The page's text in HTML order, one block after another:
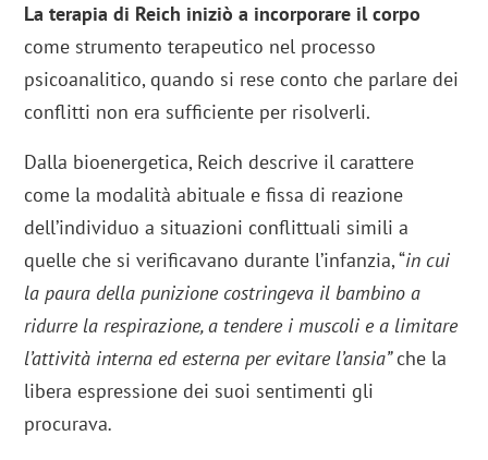
La terapia di Reich iniziò a incorporare il corpo
come strumento terapeutico nel processo
psicoanalitico, quando si rese conto che parlare dei
conflitti non era sufficiente per risolverli.
Dalla bioenergetica, Reich descrive il carattere
come la modalità abituale e fissa di reazione
dell’individuo a situazioni conflittuali simili a
quelle che si verificavano durante l’infanzia, “in cui
la paura della punizione costringeva il bambino a
ridurre la respirazione, a tendere i muscoli e a limitare
l’attività interna ed esterna per evitare l’ansia”che la
libera espressione dei suoi sentimenti gli
procurava.